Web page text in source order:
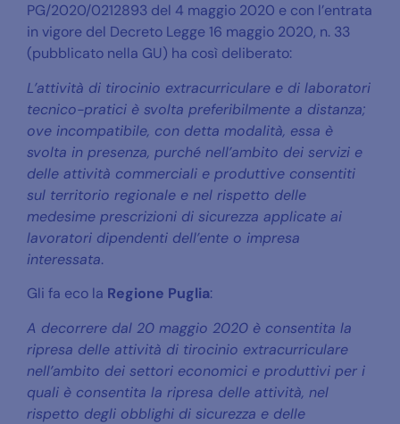
PG/2020/0212893 del 4 maggio 2020 e con l’entrata
in vigore del Decreto Legge 16 maggio 2020, n. 33
(pubblicato nella GU) ha così deliberato:
L’attività di tirocinio extracurriculare e di laboratori
tecnico-pratici è svolta preferibilmente a distanza;
ove incompatibile, con detta modalità, essa è
svolta in presenza, purché nell’ambito dei servizi e
delle attività commerciali e produttive consentiti
sul territorio regionale e nel rispetto delle
medesime prescrizioni di sicurezza applicate ai
lavoratori dipendenti dell’ente o impresa
interessata.
Gli fa eco la Regione Puglia:
A decorrere dal 20 maggio 2020 è consentita la
ripresa delle attività di tirocinio extracurriculare
nell’ambito dei settori economici e produttivi per i
quali è consentita la ripresa delle attività, nel
rispetto degli obblighi di sicurezza e delle